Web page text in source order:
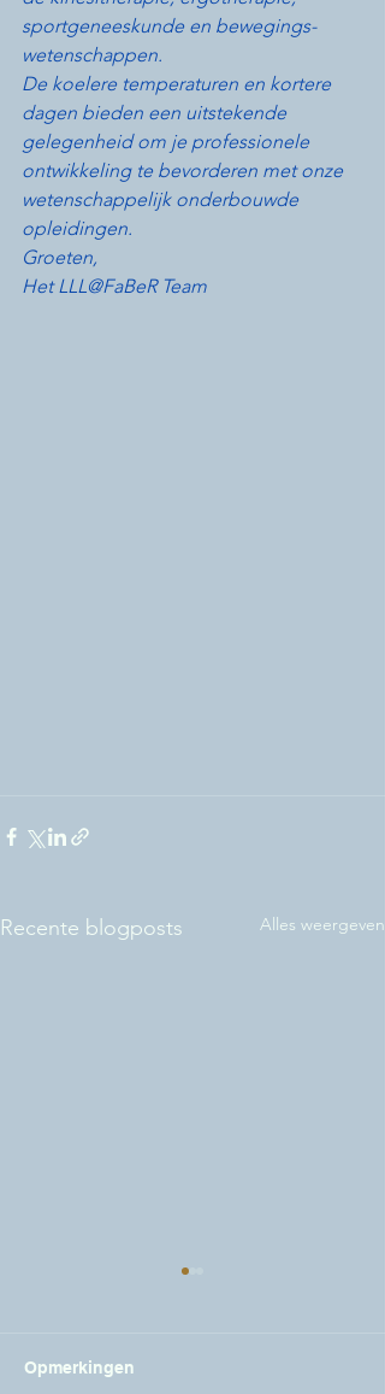
sportgeneeskunde en bewegings-
wetenschappen.
De koelere temperaturen en kortere
dagen bieden een uitstekende
gelegenheid om je professionele
ontwikkeling te bevorderen met onze
wetenschappelijk onderbouwde
opleidingen.
Groeten,
Het LLL@FaBeR Team
Recente blogposts Alles weergeven
Opmerkingen